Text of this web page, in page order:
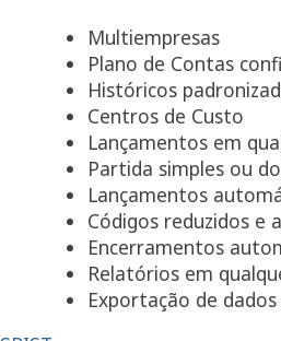
Multiempresas
Plano de Contas
Históricos
Centros de Custo
Lançamentos em
Partida simples ou
Lançamentos
Códigos reduzidos e
Encerramentos
Relatórios em
Exportação de dados